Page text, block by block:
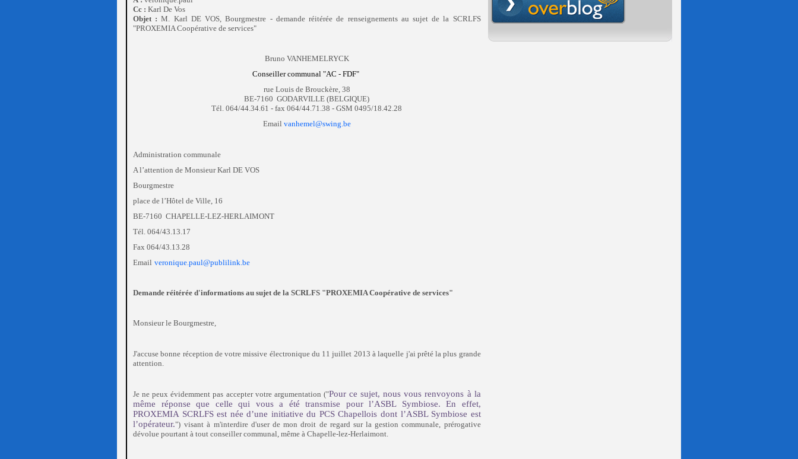
Cc : Karl De Vos
Objet : M. Karl DE VOS, Bourgmestre - demande réitérée de renseignements au sujet de la SCRLFS
"PROXEMIA Coopérative de services"
Bruno VANHEMELRYCK
Conseiller communal "AC - FDF"
rue Louis de Brouckère, 38
BE-7160 GODARVILLE (BELGIQUE)
Tél. 064/44.34.61 - fax 064/44.71.38 - GSM 0495/18.42.28
Email vanhemel@swing.be
Administration communale
A l’attention de Monsieur Karl DE VOS
Bourgmestre
place de l’Hôtel de Ville, 16
BE‑7160 CHAPELLE‑LEZ‑HERLAIMONT
Tél. 064/43.13.17
Fax 064/43.13.28
Email veronique.paul@publilink.be
Demande réitérée d'informations au sujet de la SCRLFS "PROXEMIA Coopérative de services"
Monsieur le Bourgmestre,
J'accuse bonne réception de votre missive électronique du 11 juillet 2013 à laquelle j'ai prêté la plus grande
attention.
Je ne peux évidemment pas accepter votre argumentation ("Pour ce sujet, nous vous renvoyons à la
même réponse que celle qui vous a été transmise pour l’ASBL Symbiose. En effet,
PROXEMIA SCRLFS est née d’une initiative du PCS Chapellois dont l’ASBL Symbiose est
l’opérateur.") visant à m'interdire d'user de mon droit de regard sur la gestion communale, prérogative
dévolue pourtant à tout conseiller communal, même à Chapelle-lez-Herlaimont.